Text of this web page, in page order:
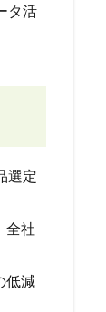
タ活
選定
全社
低減